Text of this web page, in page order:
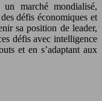
marché mondialisé,
défis économiques et
sa position de leader,
défis avec intelligence
et en s’adaptant aux